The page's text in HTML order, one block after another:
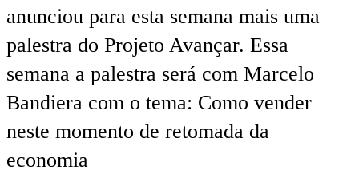
anunciou para esta semana mais uma
palestra do Projeto Avançar. Essa
semana a palestra será com Marcelo
Bandiera com o tema: Como vender
neste momento de retomada da
economia